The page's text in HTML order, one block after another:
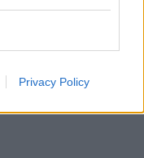
Privacy Policy